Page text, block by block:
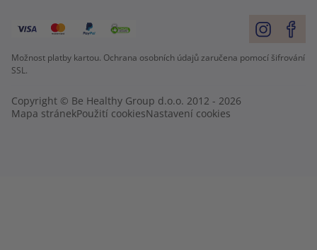
Možnost platby kartou. Ochrana osobních údajů zaručena pomocí šifrování
SSL.
Copyright © Be Healthy Group d.o.o. 2012 - 2026
Mapa stránekPoužití cookiesNastavení cookies